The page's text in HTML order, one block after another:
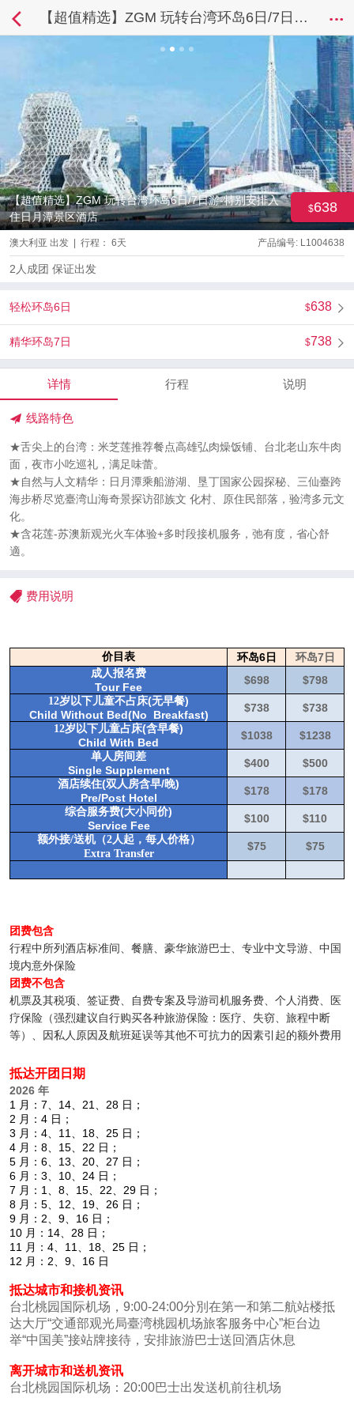
【超值精选】ZGM 玩转台湾环岛6日/7日游-特别安排入住日月潭景区酒店
【超值精选】ZGM 玩转台湾环岛6日/7日游-特别安排入
住日月潭景区酒店
638
产品编号: L1004638
澳大利亚 出发 | 行程： 6天
2人成团 保证出发
638
轻松环岛6日
738
精华环岛7日
详情 行程 说明
线路特色
★舌尖上的台湾：米芝莲推荐餐点高雄弘肉燥饭铺、台北老山东牛肉
面，夜市小吃巡礼，满足味蕾。
★自然与人文精华：日月潭乘船游湖、垦丁国家公园探秘、三仙臺跨
海步桥尽览臺湾山海奇景探访邵族文 化村、原住民部落，验湾多元文
化。
★含花莲-苏澳新观光火车体验+多时段接机服务，弛有度，省心舒
適。
费用说明
价目表 环岛6日 环岛7日
成人报名费
Tour Fee
$698 $798
12岁以下儿童不占床(无早餐)
Child Without Bed(No Breakfast)
$738 $738
12岁以下儿童占床(含早餐)
Child With Bed
$1038 $1238
单人房间差
Single Supplement
$400 $500
酒店续住(双人房含早/晚)
Pre/Post Hotel
$178 $178
综合服务费(大小同价)
Service Fee
$100 $110
额外接/送机（2人起，每人价格）
Extra Transfer
$75 $75
团费包含
行程中所列酒店标准间、餐膳、豪华旅游巴士、专业中文导游、中国
境内意外保险
团费不包含
机票及其税项、签证费、自费专案及导游司机服务费、个人消费、医
疗保险（强烈建议自行购买各种旅游保险：医疗、失窃、旅程中断
等）、因私人原因及航班延误等其他不可抗力的因素引起的额外费用
抵达开团日期
2026 年
1 月：7、14、21、28 日；
2 月：4 日；
3 月：4、11、18、25 日；
4 月：8、15、22 日；
5 月：6、13、20、27 日；
6 月：3、10、24 日；
7 月：1、8、15、22、29 日；
8 月：5、12、19、26 日；
9 月：2、9、16 日；
10 月：14、28 日；
11 月：4、11、18、25 日；
12 月：2、9、16 日
抵达城市和接机资讯
台北桃园国际机场，9:00-24:00分別在第一和第二航站楼抵
达大厅“交通部观光局臺湾桃园机场旅客服务中心”柜台边
举“中国美”接站牌接待，安排旅游巴士送回酒店休息
离开城市和送机资讯
台北桃园国际机场：20:00巴士出发送机前往机场